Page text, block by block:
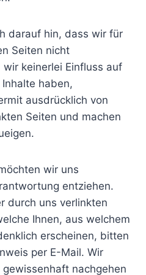
darauf hin, dass wir für
Seiten nicht
keinerlei Einfluss auf
haben,
ausdrücklich von
Seiten und machen
wir uns
entziehen.
durch uns verlinkten
Ihnen, aus welchem
erscheinen, bitten
per E-Mail. Wir
nachgehen